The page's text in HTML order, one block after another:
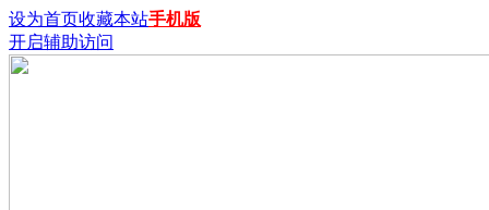
设为首页收藏本站手机版
开启辅助访问